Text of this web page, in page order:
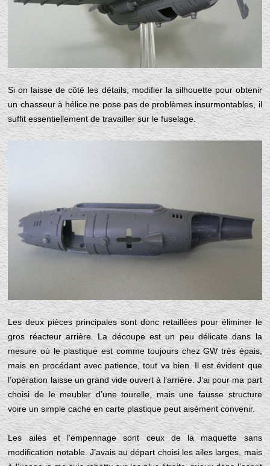
Si on laisse de côté les détails, modifier la silhouette pour obtenir
un chasseur à hélice ne pose pas de problèmes insurmontables, il
suffit essentiellement de travailler sur le fuselage.
Les deux pièces principales sont donc retaillées pour éliminer le
gros réacteur arrière. La découpe est un peu délicate dans la
mesure où le plastique est comme toujours chez GW très épais,
mais en procédant avec patience, tout va bien. Il est évident que
l’opération laisse un grand vide ouvert à l’arrière. J’ai pour ma part
choisi de le meubler d’une tourelle, mais une fausse structure
voire un simple cache en carte plastique peut aisément convenir.
Les ailes et l’empennage sont ceux de la maquette sans
modification notable. J’avais au départ choisi les ailes larges, mais